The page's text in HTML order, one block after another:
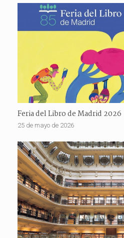
Feria del Libro de Madrid 2026
25 de mayo de 2026